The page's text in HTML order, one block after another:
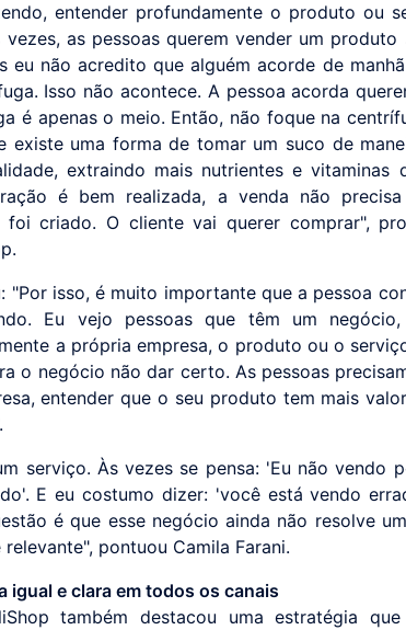
entender profundamente o produto ou
as pessoas querem vender um
eu não acredito que alguém acorde de
Isso não acontece. A pessoa acorda
é apenas o meio. Então, não foque na
existe uma forma de tomar um suco de
extraindo mais nutrientes e vitaminas
é bem realizada, a venda não
criado. O cliente vai querer comprar",
"Por isso, é muito importante que a pessoa
Eu vejo pessoas que têm um
a própria empresa, o produto ou o
o negócio não dar certo. As pessoas
entender que o seu produto tem mais
serviço. Às vezes se pensa: 'Eu não vendo
E eu costumo dizer: 'você está vendo
é que esse negócio ainda não resolve
pontuou Camila Farani.
igual e clara em todos os canais
também destacou uma estratégia